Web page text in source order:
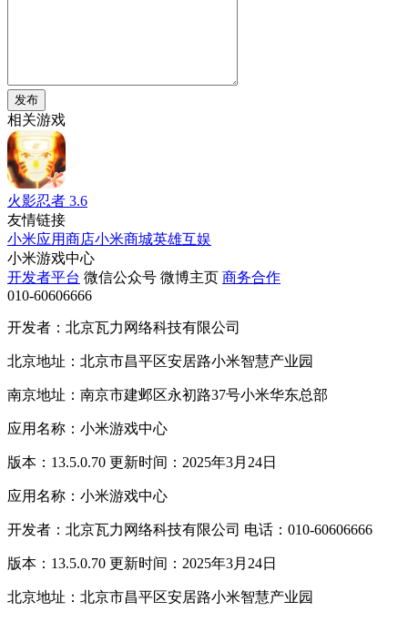
发布
相关游戏
火影忍者 3.6
友情链接
小米应用商店小米商城英雄互娱
小米游戏中心
开发者平台 微信公众号 微博主页 商务合作
010-60606666
开发者：北京瓦力网络科技有限公司
北京地址：北京市昌平区安居路小米智慧产业园
南京地址：南京市建邺区永初路37号小米华东总部
应用名称：小米游戏中心
版本：13.5.0.70 更新时间：2025年3月24日
应用名称：小米游戏中心
开发者：北京瓦力网络科技有限公司 电话：010-60606666
版本：13.5.0.70 更新时间：2025年3月24日
北京地址：北京市昌平区安居路小米智慧产业园